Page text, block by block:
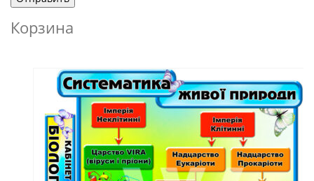
Корзина